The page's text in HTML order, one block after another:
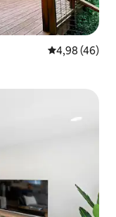
4,98 (46)